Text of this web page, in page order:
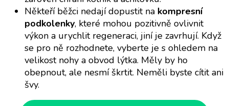
Někteří běžci nedají dopustit na kompresní
podkolenky, které mohou pozitivně ovlivnit
výkon a urychlit regeneraci, jiní je zavrhují. Když
se pro ně rozhodnete, vyberte je s ohledem na
velikost nohy a obvod lýtka. Měly by ho
obepnout, ale nesmí škrtit. Neměli byste cítit ani
švy.